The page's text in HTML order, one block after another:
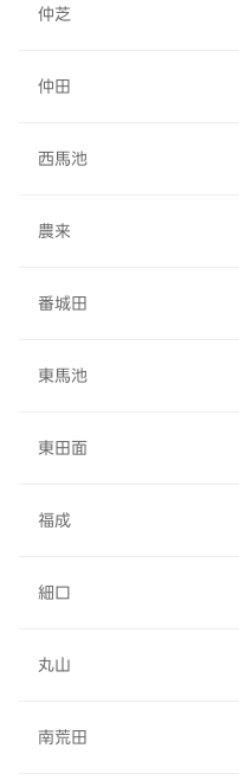
仲芝
仲田
西馬池
農来
番城田
東馬池
東田面
福成
細口
丸山
南荒田